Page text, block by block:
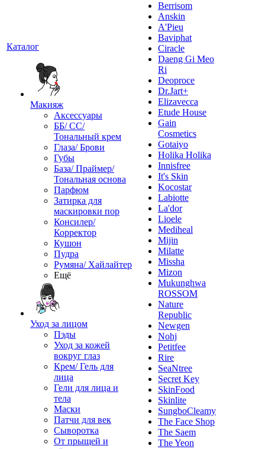
Каталог
Макияж
Аксессуары
ББ/ СС/
Тональный крем
Глаза/ Брови
Губы
База/ Праймер/
Тональная основа
Парфюм
Затирка для
маскировки пор
Консилер/
Корректор
Кушон
Пудра
Румяна/ Хайлайтер
Ещё
Уход за лицом
Пэды
Уход за кожей
вокруг глаз
Крем/ Гель для
лица
Гели для лица и
тела
Маски
Патчи для век
Сыворотка
От прыщей и
Berrisom
Anskin
A'Pieu
Baviphat
Ciracle
Daeng Gi Meo
Ri
Deoproce
Dr.Jart+
Elizavecca
Etude House
Gain
Cosmetics
Gotaiyo
Holika Holika
Innisfree
It's Skin
Kocostar
Labiotte
La'dor
Lioele
Mediheal
Mijin
Milatte
Missha
Mizon
Mukunghwa
ROSSOM
Nature
Republic
Newgen
Nohj
Petitfee
Rire
SeaNtree
Secret Key
SkinFood
Skinlite
SungboCleamy
The Face Shop
The Saem
The Yeon